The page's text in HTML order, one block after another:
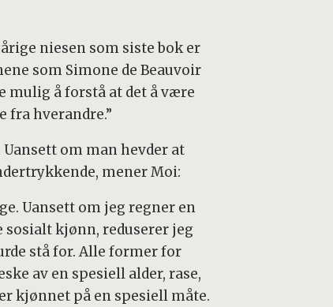
niesen som siste bok er
som Simone de Beauvoir
mulig å forstå at det å være
hverandre.”
om man hevder at
mener Moi:
Uansett om jeg regner en
kjønn, reduserer jeg
stå for. Alle former for
av en spesiell alder, rase,
kjønnet på en spesiell måte.